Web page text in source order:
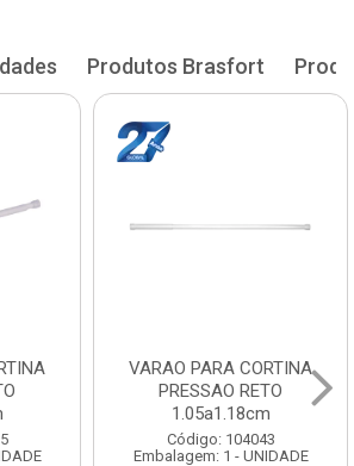
Produtos Brasfort
VARAO PARA CORTINA
PRESSAO RETO
1.05a1.18cm
Código: 104043
Embalagem: 1 - UNIDADE